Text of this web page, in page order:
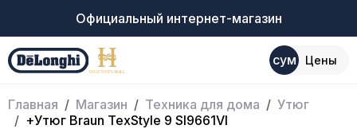
Официальный интернет-магазин
сум Цены
Главная Магазин Техника для дома
Утюг
+Утюг Braun TexStyle 9 SI9661VI